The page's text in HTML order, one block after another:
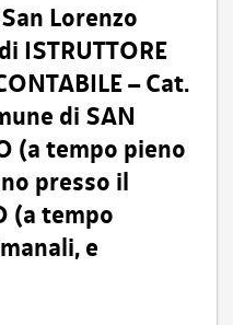
Lorenzo
ISTRUTTORE
– Cat.
di SAN
(a tempo pieno
presso il
(a tempo
e